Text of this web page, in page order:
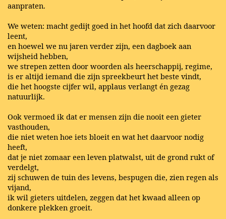
aanpraten.
We weten: macht gedijt goed in het hoofd dat zich daarvoor
leent,
en hoewel we nu jaren verder zijn, een dagboek aan
wijsheid hebben,
we strepen zetten door woorden als heerschappij, regime,
is er altijd iemand die zijn spreekbeurt het beste vindt,
die het hoogste cijfer wil, applaus verlangt én gezag
natuurlijk.
Ook vermoed ik dat er mensen zijn die nooit een gieter
vasthouden,
die niet weten hoe iets bloeit en wat het daarvoor nodig
heeft,
dat je niet zomaar een leven platwalst, uit de grond rukt of
verdelgt,
zij schuwen de tuin des levens, bespugen die, zien regen als
vijand,
ik wil gieters uitdelen, zeggen dat het kwaad alleen op
donkere plekken groeit.